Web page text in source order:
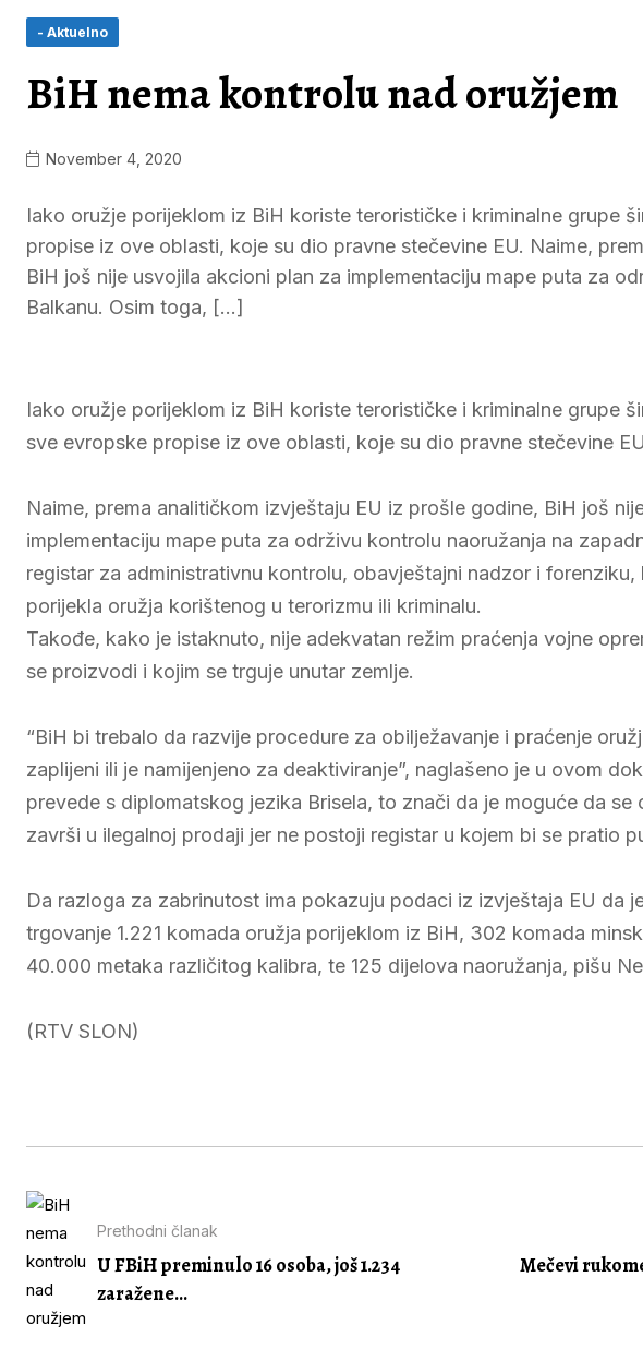
- Aktuelno
BiH nema kontrolu nad oružjem
November 4, 2020
Iako oružje porijeklom iz BiH koriste terorističke i kriminalne grupe
propise iz ove oblasti, koje su dio pravne stečevine EU. Naime,
BiH još nije usvojila akcioni plan za implementaciju mape puta za
Balkanu. Osim toga, […]
Iako oružje porijeklom iz BiH koriste terorističke i kriminalne grupe
sve evropske propise iz ove oblasti, koje su dio pravne stečevine
Naime, prema analitičkom izvještaju EU iz prošle godine, BiH još
implementaciju mape puta za održivu kontrolu naoružanja na
registar za administrativnu kontrolu, obavještajni nadzor i
porijekla oružja korištenog u terorizmu ili kriminalu.
Takođe, kako je istaknuto, nije adekvatan režim praćenja vojne
se proizvodi i kojim se trguje unutar zemlje.
“BiH bi trebalo da razvije procedure za obilježavanje i praćenje
zaplijeni ili je namijenjeno za deaktiviranje”, naglašeno je u ovom
prevede s diplomatskog jezika Brisela, to znači da je moguće da se
završi u ilegalnoj prodaji jer ne postoji registar u kojem bi se pratio
Da razloga za zabrinutost ima pokazuju podaci iz izvještaja EU da
trgovanje 1.221 komada oružja porijeklom iz BiH, 302 komada
40.000 metaka različitog kalibra, te 125 dijelova naoružanja, pišu
(RTV SLON)
Prethodni članak
U FBiH preminulo 16 osoba, još 1.234
zaražene...
Mečevi